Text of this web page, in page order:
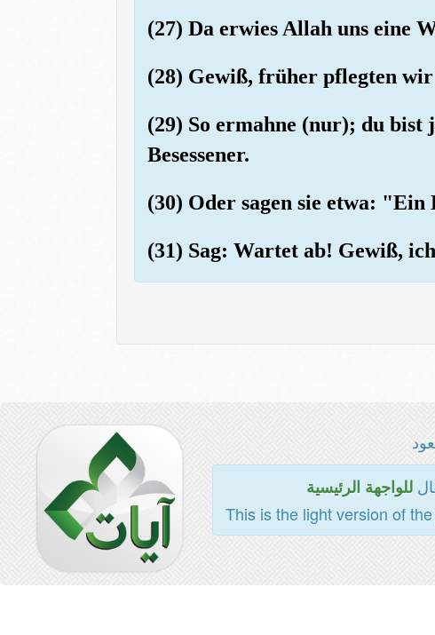
(27) Da erwies Allah uns eine
(28) Gewiß, früher pflegten
(29) So ermahne (nur); du bist
Besessener.
(30) Oder sagen sie etwa:
(31) Sag: Wartet ab! Gewiß,
للواجهة الرئيسية
This is the light version of